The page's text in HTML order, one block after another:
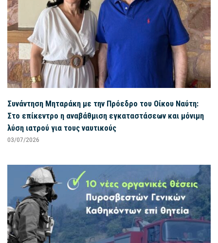
Συνάντηση Μηταράκη με την Πρόεδρο του Οίκου Ναύτη:
Στο επίκεντρο η αναβάθμιση εγκαταστάσεων και μόνιμη
λύση ιατρού για τους ναυτικούς
03/07/2026